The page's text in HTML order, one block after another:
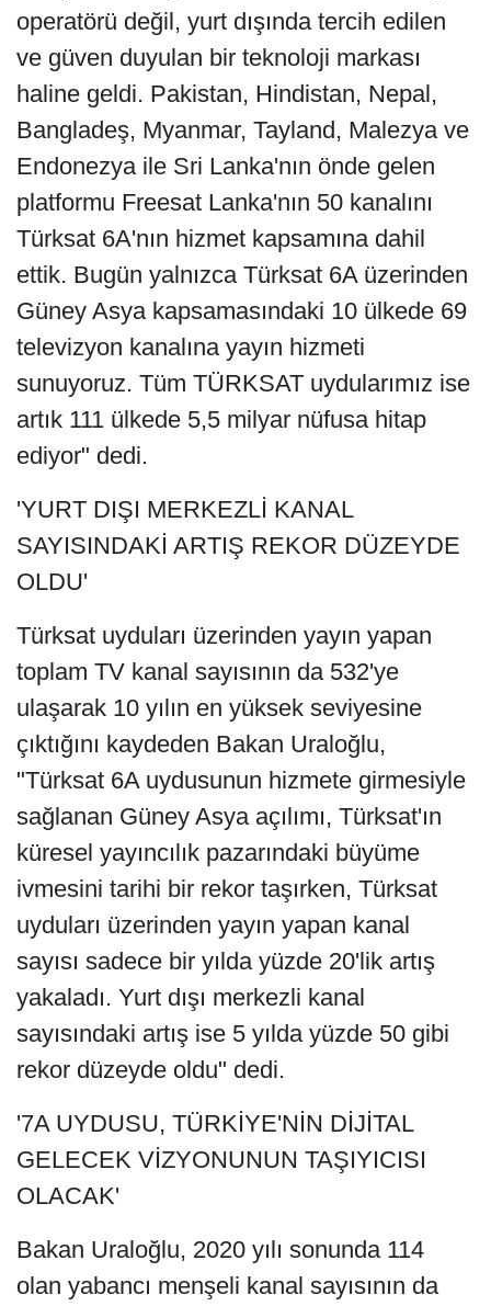
operatörü değil, yurt dışında tercih edilen
ve güven duyulan bir teknoloji markası
haline geldi. Pakistan, Hindistan, Nepal,
Bangladeş, Myanmar, Tayland, Malezya ve
Endonezya ile Sri Lanka'nın önde gelen
platformu Freesat Lanka'nın 50 kanalını
Türksat 6A'nın hizmet kapsamına dahil
ettik. Bugün yalnızca Türksat 6A üzerinden
Güney Asya kapsamasındaki 10 ülkede 69
televizyon kanalına yayın hizmeti
sunuyoruz. Tüm TÜRKSAT uydularımız ise
artık 111 ülkede 5,5 milyar nüfusa hitap
ediyor" dedi.
'YURT DIŞI MERKEZLİ KANAL
SAYISINDAKİ ARTIŞ REKOR DÜZEYDE
OLDU'
Türksat uyduları üzerinden yayın yapan
toplam TV kanal sayısının da 532'ye
ulaşarak 10 yılın en yüksek seviyesine
çıktığını kaydeden Bakan Uraloğlu,
"Türksat 6A uydusunun hizmete girmesiyle
sağlanan Güney Asya açılımı, Türksat'ın
küresel yayıncılık pazarındaki büyüme
ivmesini tarihi bir rekor taşırken, Türksat
uyduları üzerinden yayın yapan kanal
sayısı sadece bir yılda yüzde 20'lik artış
yakaladı. Yurt dışı merkezli kanal
sayısındaki artış ise 5 yılda yüzde 50 gibi
rekor düzeyde oldu" dedi.
'7A UYDUSU, TÜRKİYE'NİN DİJİTAL
GELECEK VİZYONUNUN TAŞIYICISI
OLACAK'
Bakan Uraloğlu, 2020 yılı sonunda 114
olan yabancı menşeli kanal sayısının da